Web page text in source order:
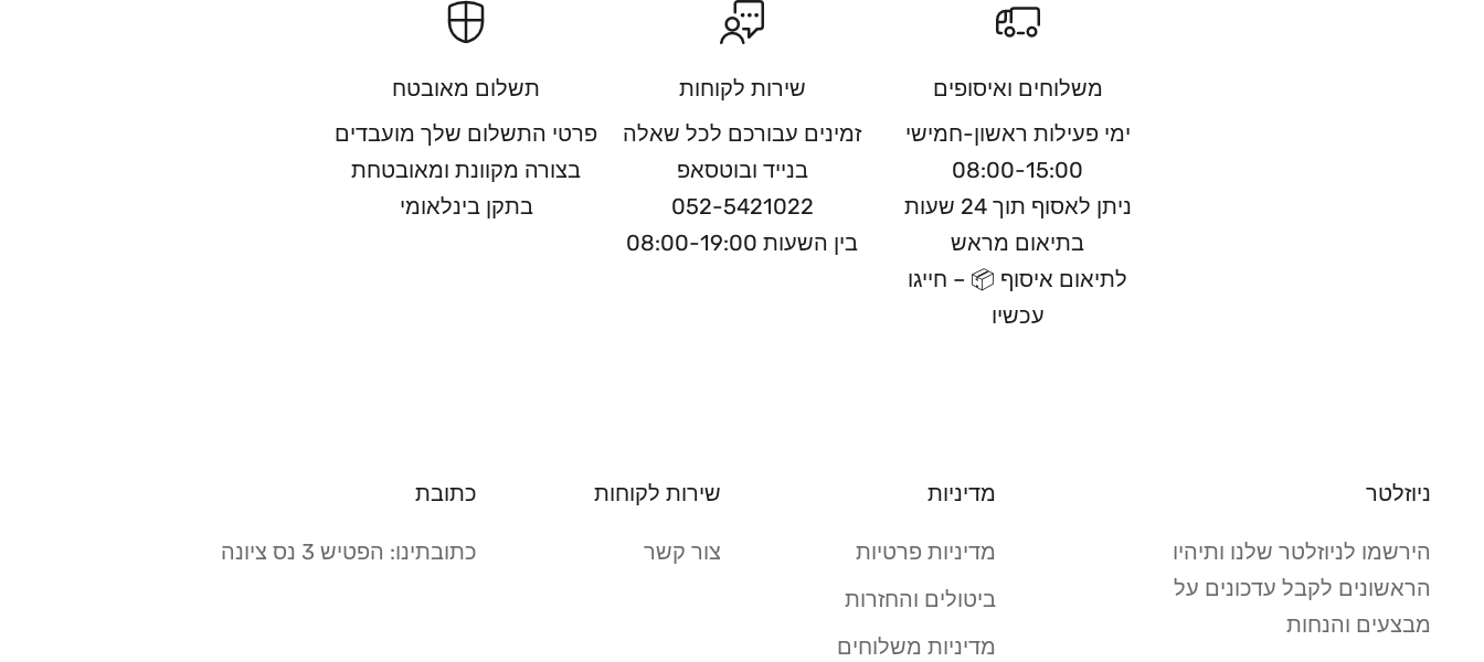
משלוחים ואיסופים
ימי פעילות ראשון-חמישי
08:00-15:00
ניתן לאסוף תוך 24 שעות
בתיאום מראש
לתיאום איסוף 📦 – חייגו
עכשיו
שירות לקוחות
זמינים עבורכם לכל שאלה
בנייד ובוטסאפ
052-5421022
בין השעות 08:00-19:00
תשלום מאובטח
פרטי התשלום שלך מועבדים
בצורה מקוונת ומאובטחת
בתקן בינלאומי
ניוזלטר
הירשמו לניוזלטר שלנו ותיהיו
הראשונים לקבל עדכונים על
מבצעים והנחות
מדיניות
מדיניות פרטיות
ביטולים והחזרות
מדיניות משלוחים
שירות לקוחות
צור קשר
כתובת
כתובתינו: הפטיש 3 נס ציונה